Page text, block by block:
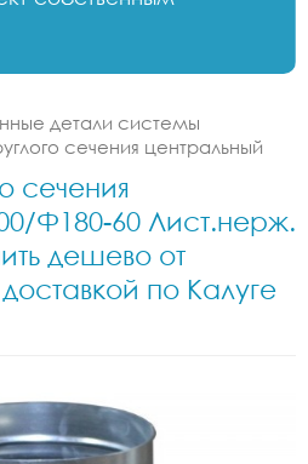
детали системы
сечения центральный
сечения
Ф180-60 Лист.нерж.
дешево от
по Калуге